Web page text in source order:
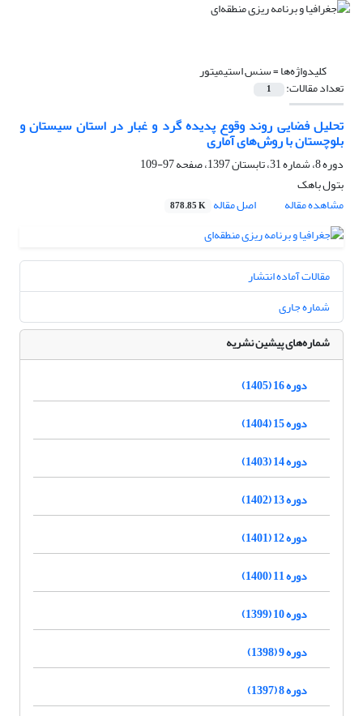
کلیدواژه‌ها =سنس استیمیتور
تعداد مقالات: 1
تحلیل فضایی روند وقوع پدیده گرد و غبار در استان سیستان و
بلوچستان با روش‌های آماری
دوره 8، شماره 31، تابستان 1397، صفحه
97-109
بتول باهک
مشاهده مقاله
اصل مقاله 878.85 K
مقالات آماده انتشار
شماره جاری
شماره‌های پیشین نشریه
دوره 16 (1405)
دوره 15 (1404)
دوره 14 (1403)
دوره 13 (1402)
دوره 12 (1401)
دوره 11 (1400)
دوره 10 (1399)
دوره 9 (1398)
دوره 8 (1397)